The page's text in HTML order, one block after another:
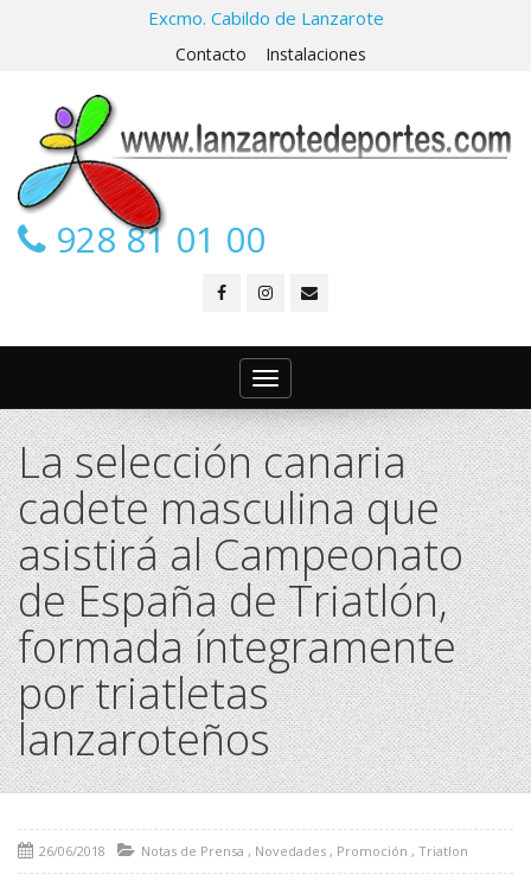
Excmo. Cabildo de Lanzarote
Contacto Instalaciones
928 81 01 00
Toggle
navigation
La selección canaria
cadete masculina que
asistirá al Campeonato
de España de Triatlón,
formada íntegramente
por triatletas
lanzaroteños
26/06/2018 Notas de Prensa , Novedades , Promoción , Triatlon